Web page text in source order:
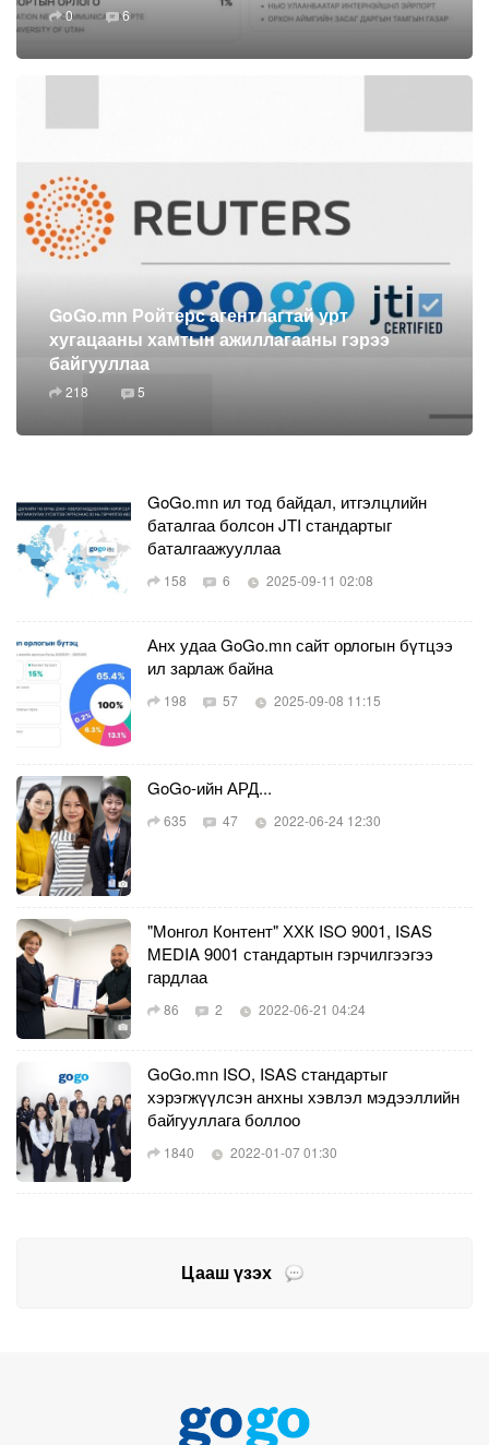
0 6
GoGo.mn Ройтерс агентлагтай урт
хугацааны хамтын ажиллагааны гэрээ
байгууллаа
218 5
GoGo.mn ил тод байдал, итгэлцлийн
баталгаа болсон JTI стандартыг
баталгаажууллаа
158 6 2025-09-11 02:08
Анх удаа GoGo.mn сайт орлогын бүтцээ
ил зарлаж байна
198 57 2025-09-08 11:15
GoGo-ийн АРД...
635 47 2022-06-24 12:30
"Монгол Контент" ХХК ISO 9001, ISAS
MEDIA 9001 стандартын гэрчилгээгээ
гардлаа
86 2 2022-06-21 04:24
GoGo.mn ISO, ISAS стандартыг
хэрэгжүүлсэн анхны хэвлэл мэдээллийн
байгууллага боллоо
1840 2022-01-07 01:30
Цааш үзэх